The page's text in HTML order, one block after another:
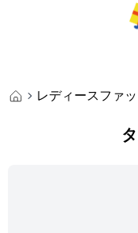
レディースファ